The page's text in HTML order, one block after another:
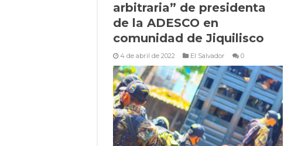
arbitraria” de presidenta
de la ADESCO en
comunidad de Jiquilisco
4 de abril de 2022 El Salvador 0